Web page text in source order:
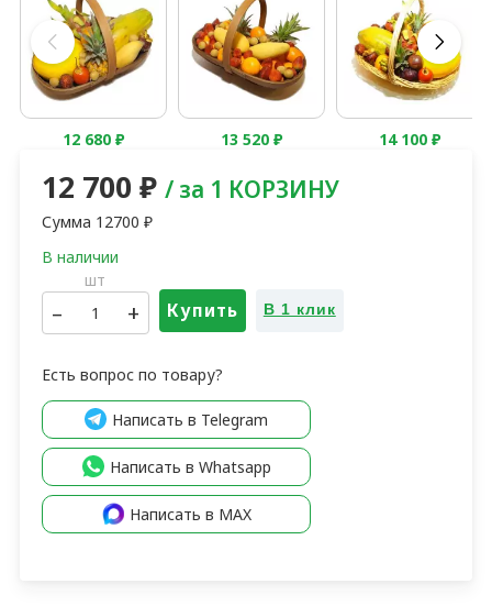
12 680₽ 13 520₽ 14 100₽
12 700 ₽ / за 1 КОРЗИНУ
Сумма 12700 ₽
шт
– + Купить В 1 клик
Есть вопрос по товару?
Написать в Telegram
Написать в Whatsapp
Написать в MAX